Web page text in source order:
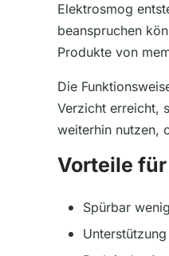
Elektrosmog
beanspruchen
Produkte von
Die
Verzicht erreicht,
weiterhin nutzen,
Vorteile
Spürbar